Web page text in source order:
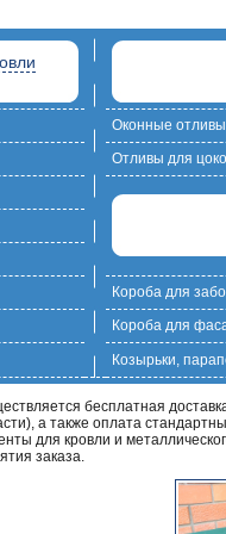
Оконные отливы
Отливы для
Короба для
Короба для
Козырьки,
бесплатная
а также оплата
для кровли и
заказа.